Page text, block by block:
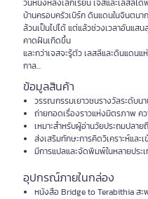
วันหนึ่งหลังเลิกเรียน เจสและเลสลีไ
บ้านครอบครัวเบิร์ก ดินแดนในจินตนา
ล้วนเป็นไปได้ แต่แล้วช่วงเวลาอันแส
คาดฝันเกิดขึ้น
และกว่าเจสจะรู้ตัว เลสลีและดินแดน
กาล...
ข้อมูลสินค้า
วรรณกรรมเยาวชนรางวัลระดับน
ถ่ายทอดเรื่องราวแห่งมิตรภาพ ค
เหมาะสำหรับผู้อ่านวัยประถมปลา
ส่งเสริมทักษะการคิดวิเคราะห์และ
มีการแปลและจัดพิมพ์ในหลายประ
อุปกรณ์ภายในกล่อง
หนังสือ Bridge to Terabithia สะ